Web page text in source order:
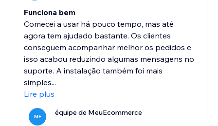
Funciona bem
Comecei a usar há pouco tempo, mas até
agora tem ajudado bastante. Os clientes
conseguem acompanhar melhor os pedidos e
isso acabou reduzindo algumas mensagens no
suporte. A instalação também foi mais
simples...
Lire plus
ME équipe de MeuEcommerce